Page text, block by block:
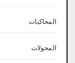
المحاكيات
المحولات